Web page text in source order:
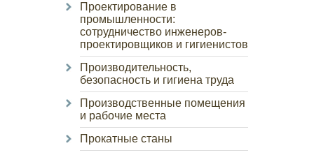
Проектирование в
промышленности:
сотрудничество инженеров-
проектировщиков и гигиенистов
Производительность,
безопасность и гигиена труда
Производственные помещения
и рабочие места
Прокатные станы